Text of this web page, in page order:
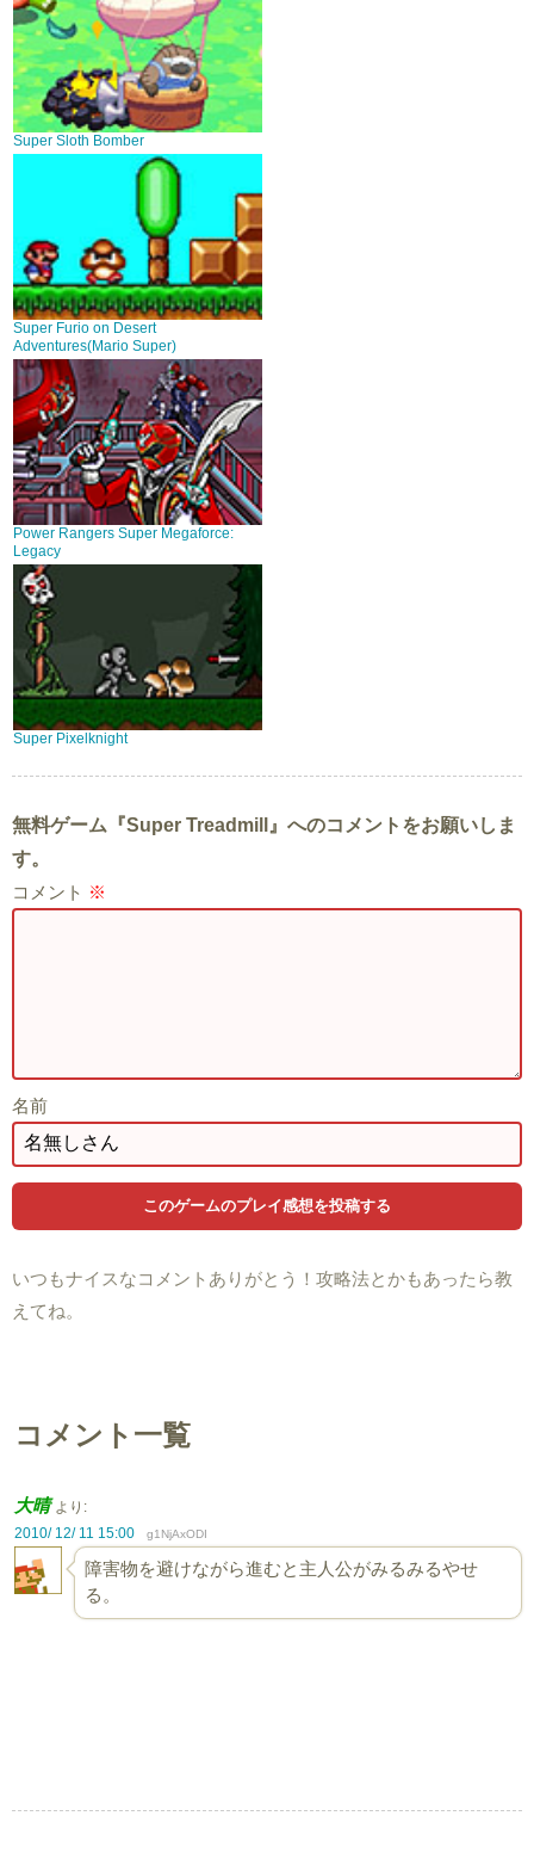
Super Sloth Bomber
Super Furio on Desert
Adventures(Mario Super)
Power Rangers Super Megaforce:
Legacy
Super Pixelknight
無料ゲーム『Super Treadmill』へのコメントをお願いしま
す。
コメント ※
名前
いつもナイスなコメントありがとう！攻略法とかもあったら教
えてね。
コメント一覧
大晴 より:
2010/ 12/ 11 15:00
g1NjAxODI
障害物を避けながら進むと主人公がみるみるやせ
る。